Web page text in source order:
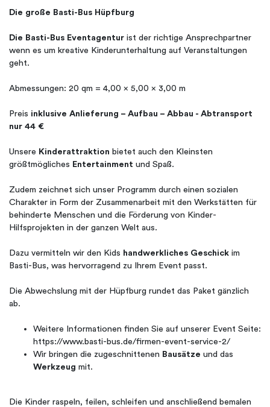
Die große Basti-Bus Hüpfburg
Die Basti-Bus Eventagentur ist der richtige Ansprechpartner
wenn es um kreative Kinderunterhaltung auf Veranstaltungen
geht.
Abmessungen: 20 qm = 4,00 x 5,00 x 3,00 m
Preis inklusive Anlieferung – Aufbau – Abbau - Abtransport
nur 44 €
Unsere Kinderattraktion bietet auch den Kleinsten
größtmögliches Entertainment und Spaß.
Zudem zeichnet sich unser Programm durch einen sozialen
Charakter in Form der Zusammenarbeit mit den Werkstätten für
behinderte Menschen und die Förderung von Kinder-
Hilfsprojekten in der ganzen Welt aus.
Dazu vermitteln wir den Kids handwerkliches Geschick im
Basti-Bus, was hervorragend zu Ihrem Event passt.
Die Abwechslung mit der Hüpfburg rundet das Paket gänzlich
ab.
Weitere Informationen finden Sie auf unserer Event Seite:
https://www.basti-bus.de/firmen-event-service-2/
Wir bringen die zugeschnittenen Bausätze und das
Werkzeug mit.
Die Kinder raspeln, feilen, schleifen und anschließend bemalen